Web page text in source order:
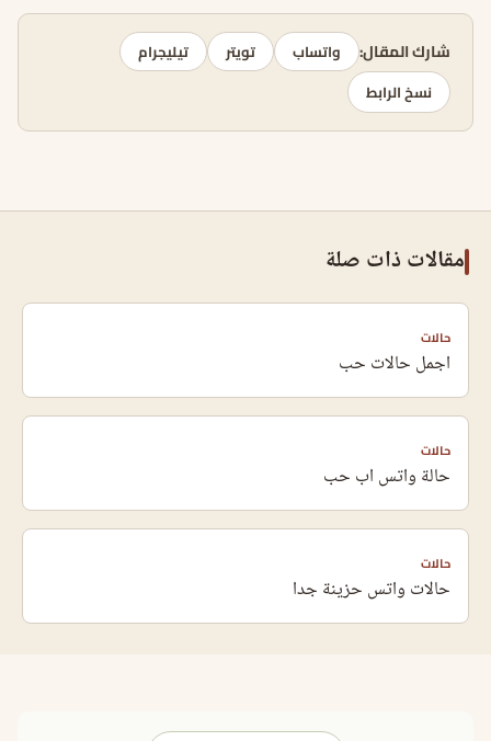
شارك المقال: واتساب تويتر
تيليجرام
نسخ الرابط
مقالات ذات صلة
حالات
اجمل حالات حب
حالات
حالة واتس اب حب
حالات
حالات واتس حزينة جدا